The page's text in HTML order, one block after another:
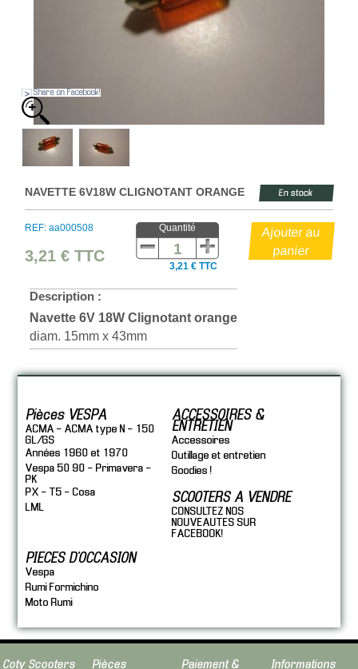
Share on Facebook!
NAVETTE 6V18W CLIGNOTANT ORANGE En stock
REF: aa000508
3,21 €TTC
Quantité
3,21 € TTC
Description :
Navette 6V 18W Clignotant orange
diam. 15mm x 43mm
Pièces VESPA
ACMA - ACMA type N - 150
GL/GS
Années 1960 et 1970
Vespa 50 90 - Primavera -
PK
PX - T5 - Cosa
LML
ACCESSOIRES &
ENTRETIEN
Accessoires
Outillage et entretien
Goodies !
SCOOTERS A VENDRE
CONSULTEZ NOS
NOUVEAUTES SUR
FACEBOOK!
PIECES D'OCCASION
Vespa
Rumi Formichino
Moto Rumi
Coty Scooters Pièces Paiement & Informations